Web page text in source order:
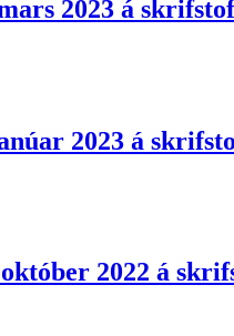
2023 á
2023 á
2022 á